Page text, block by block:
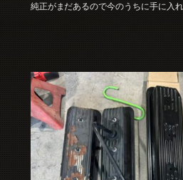
純正がまだあるので今のうちに手に入